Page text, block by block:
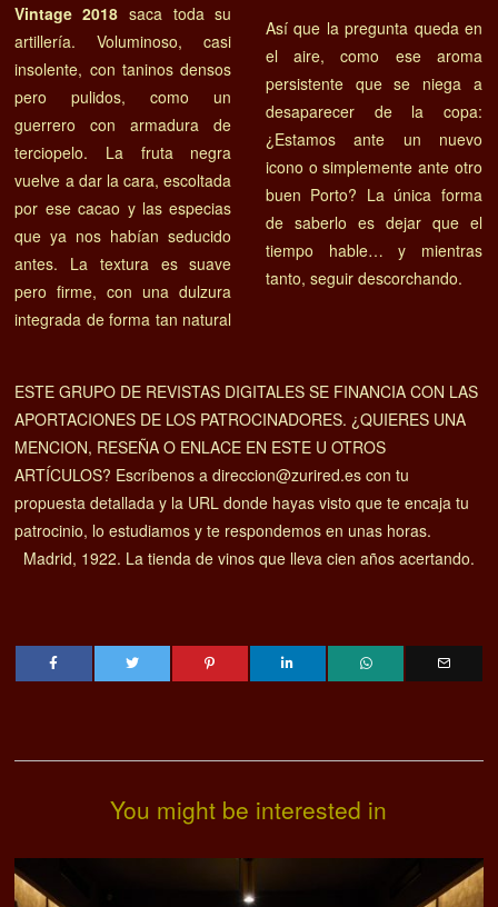
Vintage 2018 saca toda su
artillería. Voluminoso, casi
insolente, con taninos densos
pero pulidos, como un
guerrero con armadura de
terciopelo. La fruta negra
vuelve a dar la cara, escoltada
por ese cacao y las especias
que ya nos habían seducido
antes. La textura es suave
pero firme, con una dulzura
integrada de forma tan natural
Así que la pregunta queda en
el aire, como ese aroma
persistente que se niega a
desaparecer de la copa:
¿Estamos ante un nuevo
icono o simplemente ante otro
buen Porto? La única forma
de saberlo es dejar que el
tiempo hable… y mientras
tanto, seguir descorchando.
ESTE GRUPO DE REVISTAS DIGITALES SE FINANCIA CON LAS
APORTACIONES DE LOS PATROCINADORES. ¿QUIERES UNA
MENCION, RESEÑA O ENLACE EN ESTE U OTROS
ARTÍCULOS? Escríbenos a direccion@zurired.es con tu
propuesta detallada y la URL donde hayas visto que te encaja tu
patrocinio, lo estudiamos y te respondemos en unas horas.
Madrid, 1922. La tienda de vinos que lleva cien años acertando.
You might be interested in